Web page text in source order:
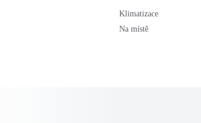
Klimatizace
Na místě